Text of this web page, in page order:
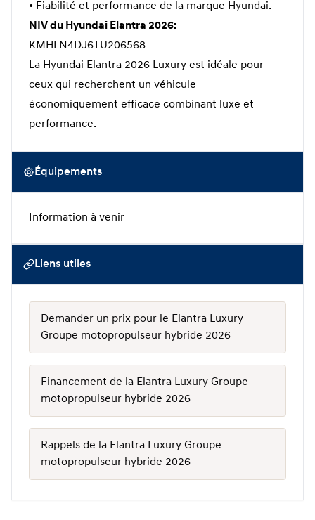
• Fiabilité et performance de la marque Hyundai.
NIV du Hyundai Elantra 2026:
KMHLN4DJ6TU206568
La Hyundai Elantra 2026 Luxury est idéale pour
ceux qui recherchent un véhicule
économiquement efficace combinant luxe et
performance.
Équipements
Information à venir
Liens utiles
Demander un prix pour le Elantra Luxury
Groupe motopropulseur hybride 2026
Financement de la Elantra Luxury Groupe
motopropulseur hybride 2026
Rappels de la Elantra Luxury Groupe
motopropulseur hybride 2026